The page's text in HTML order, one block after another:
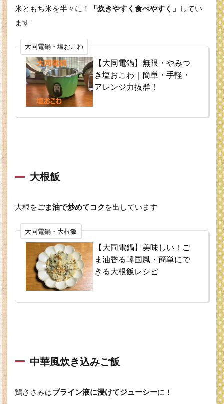
筍ご
豆ご
飯
1.8
新生
姜炊
き込
飯
肉・
2.1
豚の
角煮
2.2
煮豚
2.3
蒸し
塩肉
2.6
米ともち米を半々に！ 「炊きやすく食べやすく」
してい
ます
大同電鍋・塩おこわ
【大同電鍋】無限・やみつ
き塩おこわ｜簡単・手軽・
アレンジ力抜群！
大根飯
大根をごま油で炒めてコク を出しています
大同電鍋・大根飯
【大同電鍋】美味しい！ご
ま油香る韓国風・簡単にで
きる大根飯レシピ
中華風炊き込みご飯
鶏ささみはブライン液に浸けてジューシーに！